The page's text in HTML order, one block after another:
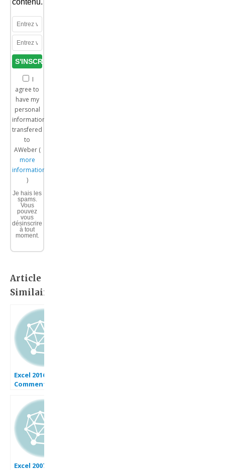
I
agree to
have my
personal
information
transfered
to
AWeber (
more
information
)
Je hais les
spams.
Vous
pouvez
vous
désinscrire
à tout
moment.
Article
Similaire:
Excel 2016 :
Comment créer
déroulante sur
Excel en moins de
3 min.
Excel 2007 :